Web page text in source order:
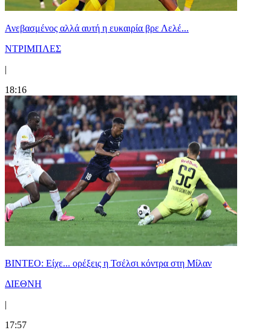
Ανεβασμένος αλλά αυτή η ευκαιρία βρε Λελέ...
ΝΤΡΙΜΠΛΕΣ
|
18:16
BINTEO: Είχε... ορέξεις η Τσέλσι κόντρα στη Μίλαν
ΔΙΕΘΝΗ
|
17:57